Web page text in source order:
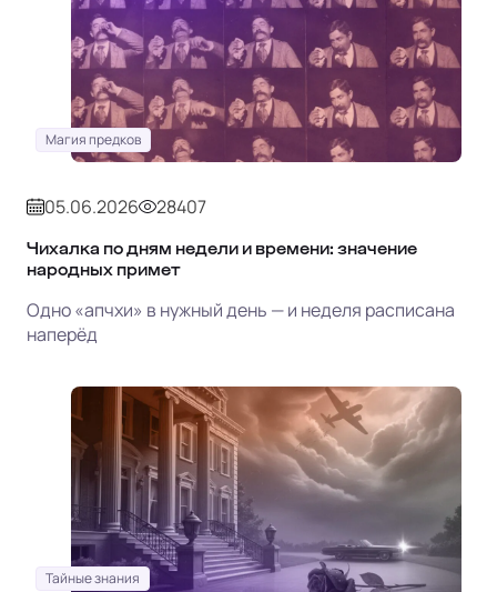
Магия предков
05.06.2026 28407
Чихалка по дням недели и времени: значение
народных примет
Одно «апчхи» в нужный день — и неделя расписана
наперёд
Тайные знания